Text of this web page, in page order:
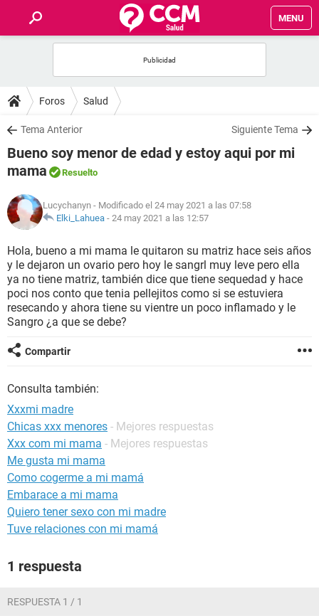
MENU
FOROS
SALUD
NUTRICIÓN
SEXUALIDAD
GLOSARIO
Foros Salud
Tema Anterior Siguiente Tema
Bueno soy menor de edad y estoy aqui por mi
mama
Resuelto
Lucychanyn - Modificado el 24 may 2021 a las 07:58
Elki_Lahuea - 24 may 2021 a las 12:57
Hola, bueno a mi mama le quitaron su matriz hace seis años
y le dejaron un ovario pero hoy le sangrl muy leve pero ella
ya no tiene matriz, también dice que tiene sequedad y hace
poci nos conto que tenia pellejitos como si se estuviera
resecando y ahora tiene su vientre un poco inflamado y le
Sangro ¿a que se debe?
Compartir
Consulta también:
Xxxmi madre
Chicas xxx menores - Mejores respuestas
Xxx com mi mama - Mejores respuestas
Me gusta mi mama
Como cogerme a mi mamá
Embarace a mi mama
Quiero tener sexo con mi madre
Tuve relaciones con mi mamá
1 respuesta
RESPUESTA 1 / 1